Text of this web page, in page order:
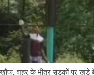
शहर के भीतर सड़कों पर खड़े